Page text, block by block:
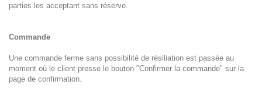
parties les acceptant sans réserve.
Commande
Une commande ferme sans possibilité de résiliation est passée au
moment où le client presse le bouton "Confirmer la commande" sur la
page de confirmation.